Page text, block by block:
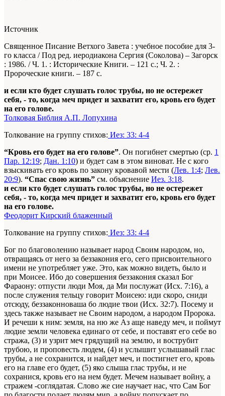
Источник
Священное Писание Ветхого Завета : учебное пособие для 3-
го класса / Под ред. иеродиакона Сергия (Соколова) – Загорск
: 1986. / Ч. 1. : Исторические Книги. – 121 с.; Ч. 2. :
Пророческие книги. – 187 с.
и если кто будет слушать голос трубы, но не остережет
себя, - то, когда меч придет и захватит его, кровь его будет
на его голове.
Толковая Библия А.П. Лопухина
Толкование на группу стихов: Иез: 33: 4-4
“Кровь его будет на его голове”. Он погибнет смертью (ср. 1
Пар. 12:19; Дан. 1:10) и будет сам в этом виноват. Не с кого
взыскивать его кровь по закону кровавой мести (Лев. 1:4; Лев.
20:9). “Спас свою жизнь” см. объяснение Иез. 3:18.
и если кто будет слушать голос трубы, но не остережет
себя, - то, когда меч придет и захватит его, кровь его будет
на его голове.
Феодорит Кирский блаженный
Толкование на группу стихов: Иез: 33: 4-4
Бог по благоволению называет народ Своим народом, но,
отвращаясь от него за беззакония его, сего присвоительного
имени не употребляет уже. Это, как можно видеть, было и
при Моисее. Ибо до совершения беззакония сказал Бог
Фараону: отпусти люди Моя, да Ми послужат (Исх. 7:16), а
после служения тельцу говорит Моисею: иди скоро, сниди
отсюду, беззаконноваша бо людие твои (Исх. 32:7). Посему и
здесь также называет не Своим народом, а народом Пророка.
И речеши к ним: земля, на ню же Аз аще наведу меч, и поймут
людие земли человека единаго от себе, и поставят его себе во
стража, (3) и узрит меч грядущий на землю, и вострубит
трубою, и проповесть людем, (4) и услышит услышавый глас
трубы, а не сохранится, и найдет меч, и постигнет его, кровь
его на главе его будет, (5) яко слыша глас трубы, и не
сохранися, кровь его на нем будет. Мечем называет войну, а
стражем -соглядатая. Слово же cиe научает нас, что Сам Бог